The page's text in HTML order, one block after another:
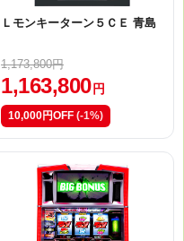
Ｌモンキーターン５ＣＥ 青島
1,173,800円
1,163,800 円
10,000円OFF (-1%)